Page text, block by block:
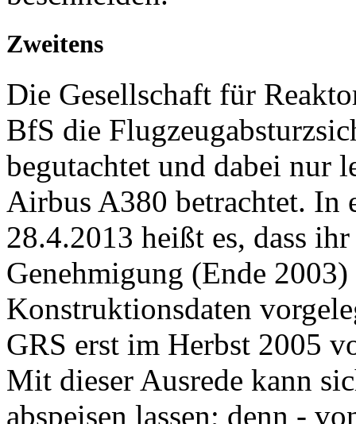
Zweitens
Die Gesellschaft für
BfS die
begutachtet und dabei nur
Airbus A380 betrachtet. In
28.4.2013 heißt es, dass
Genehmigung (Ende
Konstruktionsdaten
GRS erst im Herbst 2005
Mit dieser Ausrede kann
abspeisen lassen; denn -